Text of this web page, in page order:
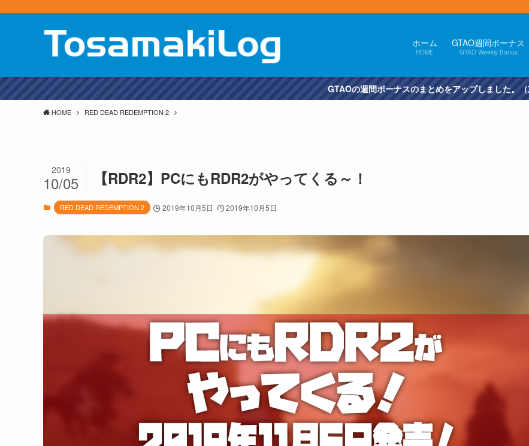
ホーム
HOME
GTAO週間ボーナス
GTAO Weekly Bonus
GTAOの週間ボーナスのまとめをアップしました。（次回の更新は10/6予定）
HOME RED DEAD REDEMPTION 2
【RDR2】PCにもRDR2がやってくる～！
2019
10/05
RED DEAD REDEMPTION 2 2019年10月5日 2019年10月5日